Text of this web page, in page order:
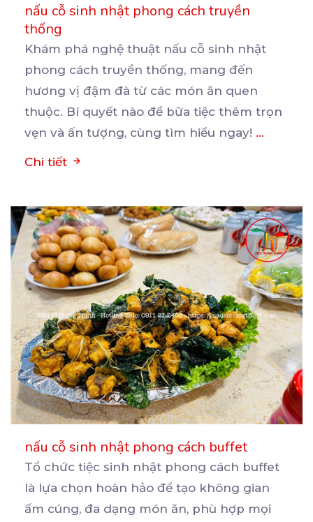
nấu cỗ sinh nhật phong cách truyền
thống
Khám phá nghệ thuật nấu cỗ sinh nhật
phong cách truyền thống, mang đến
hương vị đậm đà từ các món ăn quen
thuộc. Bí quyết nào để bữa tiệc thêm trọn
vẹn và ấn tượng, cùng tìm hiểu ngay! ...
Chi tiết
nấu cỗ sinh nhật phong cách buffet
Tổ chức tiệc sinh nhật phong cách buffet
là lựa chọn hoàn hảo để tạo không gian
ấm cúng, đa dạng món ăn, phù hợp mọi